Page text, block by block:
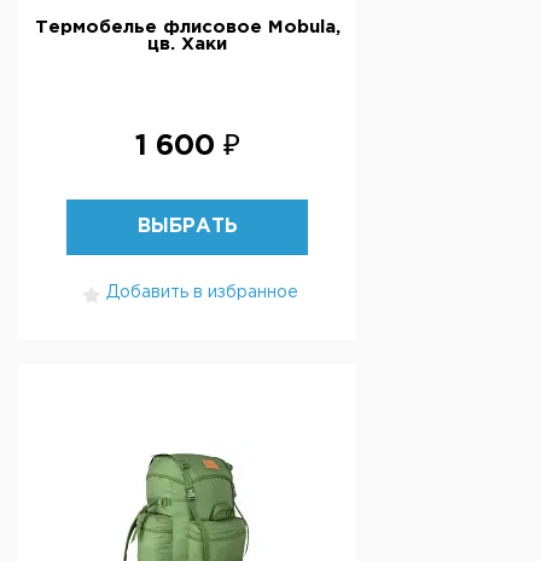
Термобелье флисовое Mobula,
цв. Хаки
1 600 ₽
ВЫБРАТЬ
Добавить в избранное